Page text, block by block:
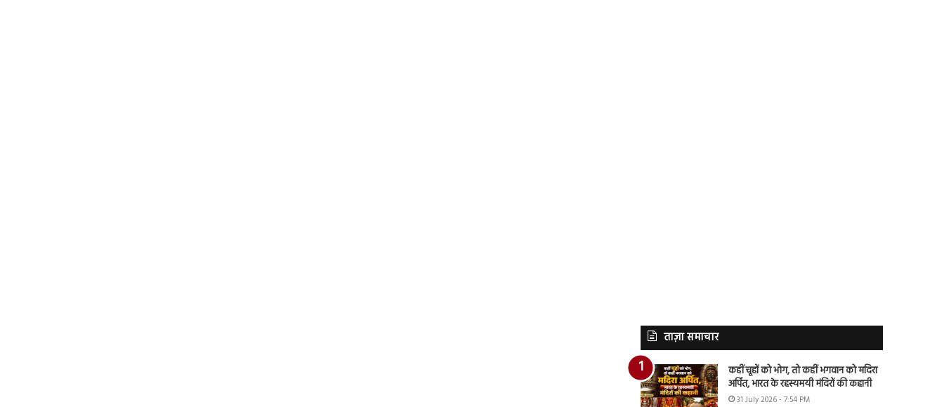
ताज़ा समाचार
कहीं चूहों को भोग, तो कहीं भगवान को मदिरा
अर्पित, भारत के रहस्यमयी मंदिरों की कहानी
31 July 2026 - 7:54 PM